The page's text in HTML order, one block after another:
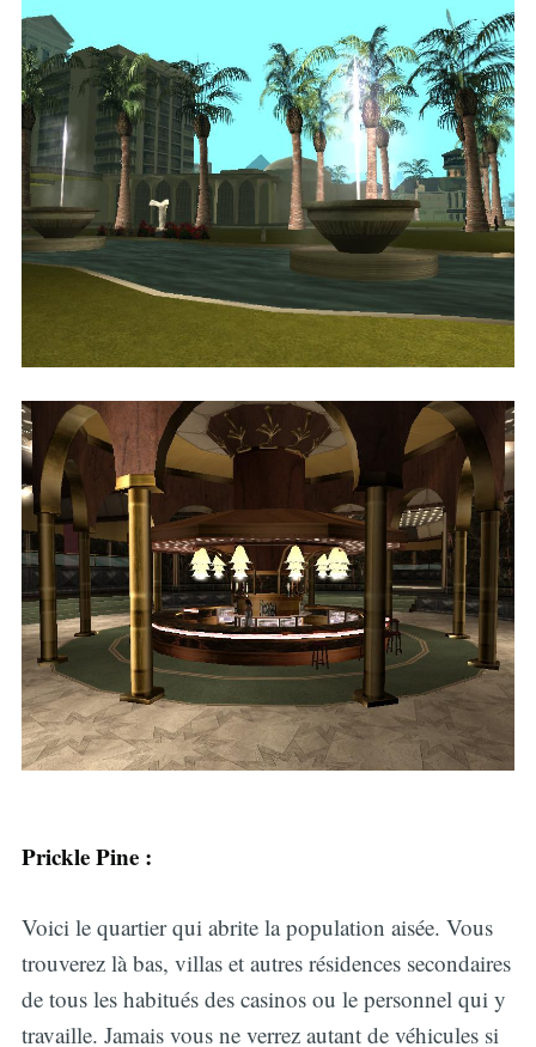
Prickle Pine :
Voici le quartier qui abrite la population aisée. Vous
trouverez là bas, villas et autres résidences secondaires
de tous les habitués des casinos ou le personnel qui y
travaille. Jamais vous ne verrez autant de véhicules si